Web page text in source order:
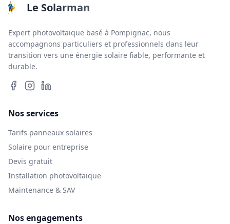
Le Solarman
Expert photovoltaïque basé à Pompignac, nous
accompagnons particuliers et professionnels dans leur
transition vers une énergie solaire fiable, performante et
durable.
Nos services
Tarifs panneaux solaires
Solaire pour entreprise
Devis gratuit
Installation photovoltaïque
Maintenance & SAV
Nos engagements